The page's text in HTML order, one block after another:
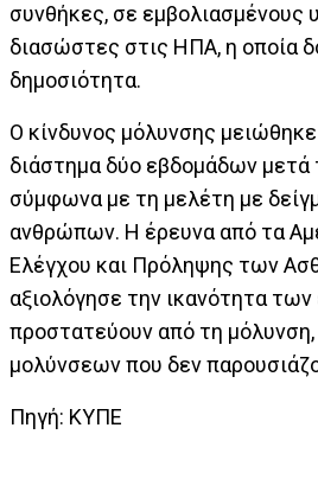
συνθήκες, σε εμβολιασμένους
διασώστες στις ΗΠΑ, η οποία
δημοσιότητα.
Ο κίνδυνος μόλυνσης
διάστημα δύο εβδομάδων μετά
σύμφωνα με τη μελέτη με
ανθρώπων. Η έρευνα από τα
Ελέγχου και Πρόληψης των
αξιολόγησε την ικανότητα
προστατεύουν από τη
μολύνσεων που δεν
Πηγή: ΚΥΠΕ